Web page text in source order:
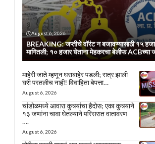
August 6, 2026
BREAKING: जप्तीचे वॉरंट न बजावण्यासाठी १५
मागितली; १० हजार घेताना मेहकरचा बेलीफ ACBच्या
माहेरी जाते म्हणून घराबाहेर पडली; रात्र झाली
घरी परतलीच नाही! विवाहिता बेपत्ता…
August 6, 2026
चांडोळमध्ये आवारा कुत्र्यांचा हैदोस; एका कुत्र्याने
१३ जणांना चावा घेतल्याने परिसरात वातावरण
….
August 6, 2026